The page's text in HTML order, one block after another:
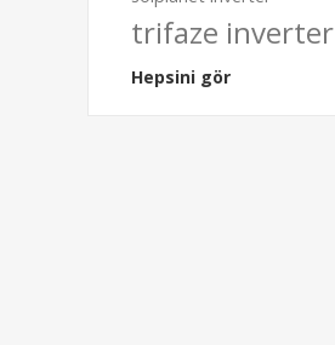
trifaze inverter
Hepsini gör